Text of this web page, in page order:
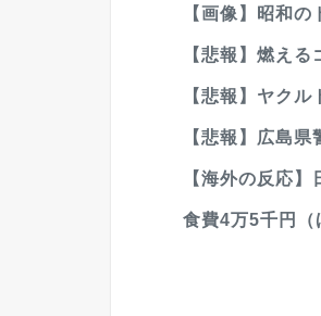
【画像】昭和
【悲報】燃え
【悲報】ヤク
【悲報】広島
【海外の反応
食費4万5千円（